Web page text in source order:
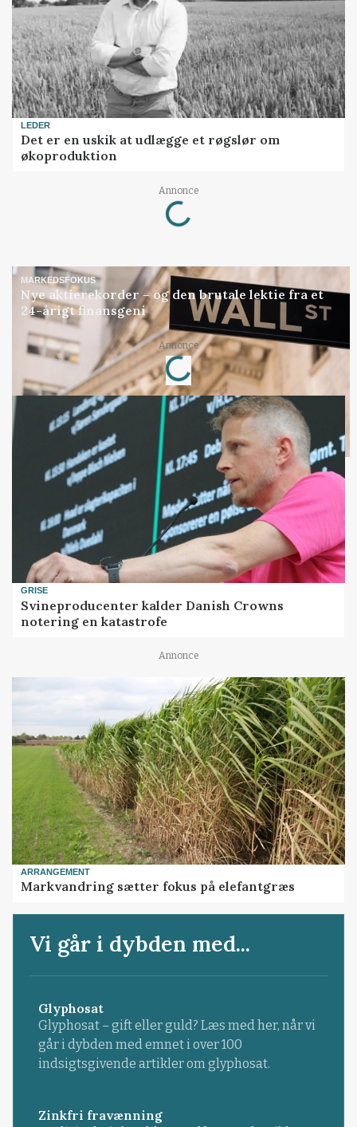
LEDER
Det er en uskik at udlægge et røgslør om
økoproduktion
Annonce
Loading...
MARKEDSFOKUS
Nye aktierekorder – og den brutale lektie fra et
24-årigt finansgeni
Annonce
Loading...
GRISE
Svineproducenter kalder Danish Crowns
notering en katastrofe
Annonce
ARRANGEMENT
Markvandring sætter fokus på elefantgræs
Vi går i dybden med...
Glyphosat
Glyphosat – gift eller guld? Læs med her, når vi
går i dybden med emnet i over 100
indsigtsgivende artikler om glyphosat.
Zinkfri fravænning